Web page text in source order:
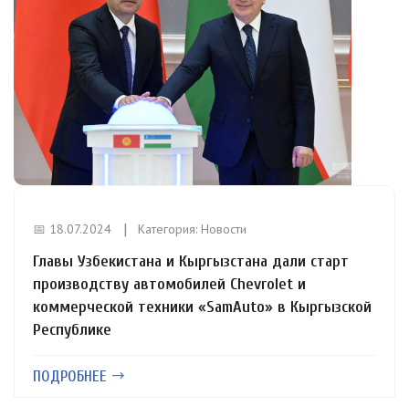
📅 18.07.2024 Категория: Новости
Главы Узбекистана и Кыргызстана дали старт
производству автомобилей Chevrolet и
коммерческой техники «SamAuto» в Кыргызской
Республике
ПОДРОБНЕЕ